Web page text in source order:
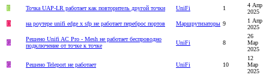
E
Точка UAP-LR работает как повторитель другой точки UniFi 1
4 Апр
2025
D
на роутере unifi edge x sfp не работает переброс портов Маршрутизаторы 9
1 Апр
2025
G
Решено Unifi AC Pro - Mesh не работает беспроводно
подключение от точке к точке
UniFi 8
26
Мар
2025
G Решено Teleport не работает UniFi 10
12
Мар
2025